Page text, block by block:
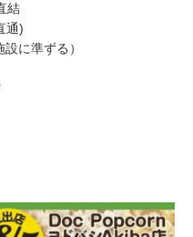
結
通)
に準ずる）